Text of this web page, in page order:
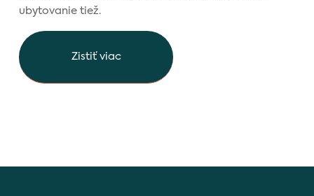
ubytovanie tiež.
Zistiť viac